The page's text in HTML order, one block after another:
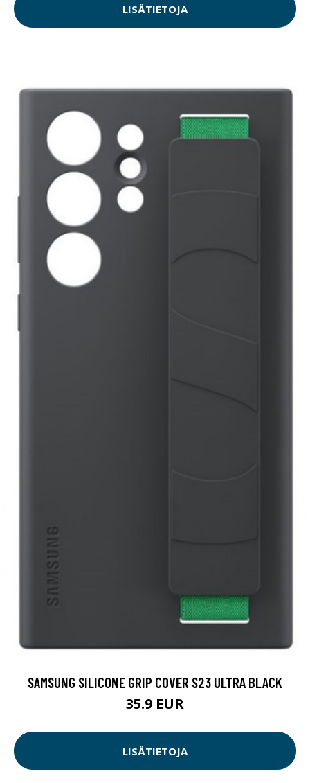
LISÄTIETOJA
SAMSUNG SILICONE GRIP COVER S23 ULTRA BLACK
35.9 EUR
LISÄTIETOJA